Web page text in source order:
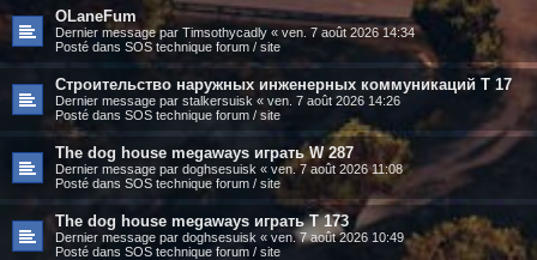
OLaneFum
Dernier message par Timsothycadly « ven. 7 août 2026 14:34
Posté dans SOS technique forum / site
Строительство наружных инженерных коммуникаций T 17
Dernier message par stalkersuisk « ven. 7 août 2026 14:26
Posté dans SOS technique forum / site
The dog house megaways играть W 287
Dernier message par doghsesuisk « ven. 7 août 2026 11:08
Posté dans SOS technique forum / site
The dog house megaways играть T 173
Dernier message par doghsesuisk « ven. 7 août 2026 10:49
Posté dans SOS technique forum / site